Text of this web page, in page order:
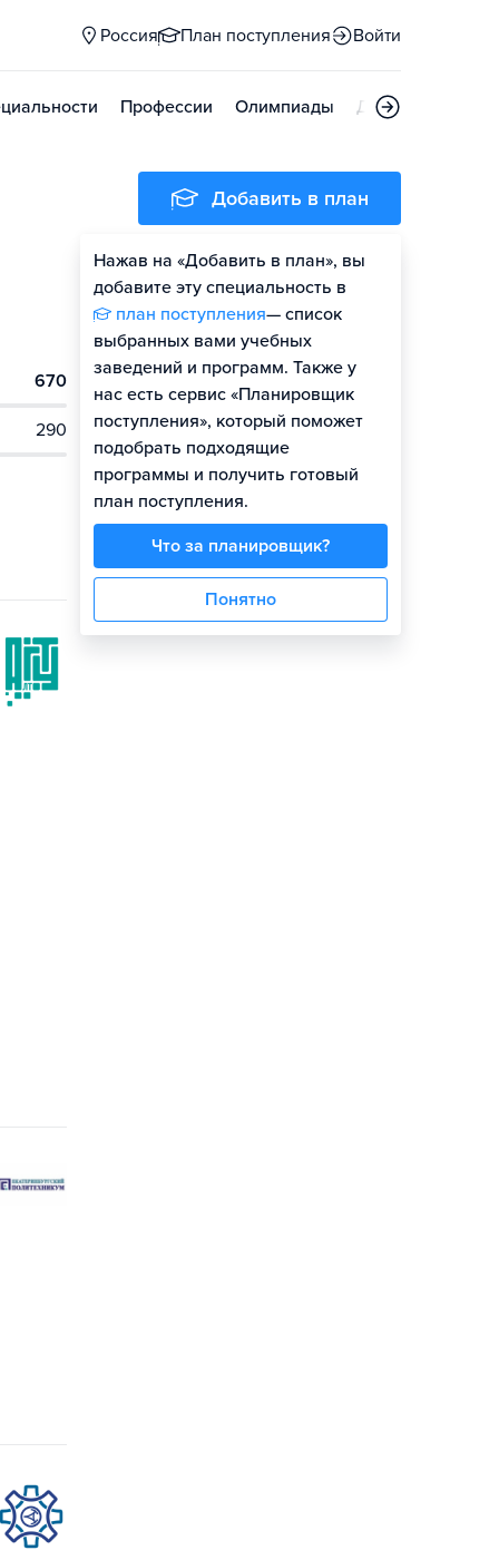
Россия План поступления Войти
Профессии Олимпиады Дни открытых
670
290
Добавить в план
Нажав на «Добавить в план», вы
добавите эту специальность в
план поступления— список
выбранных вами учебных
заведений и программ. Также у
нас есть сервис «Планировщик
поступления», который поможет
подобрать подходящие
программы и получить готовый
план поступления.
Что за планировщик?
Понятно